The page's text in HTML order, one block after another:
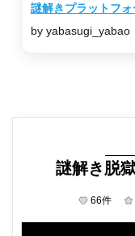
謎解きプラットフォ
by yabasugi_yabao
謎解き脱
66件